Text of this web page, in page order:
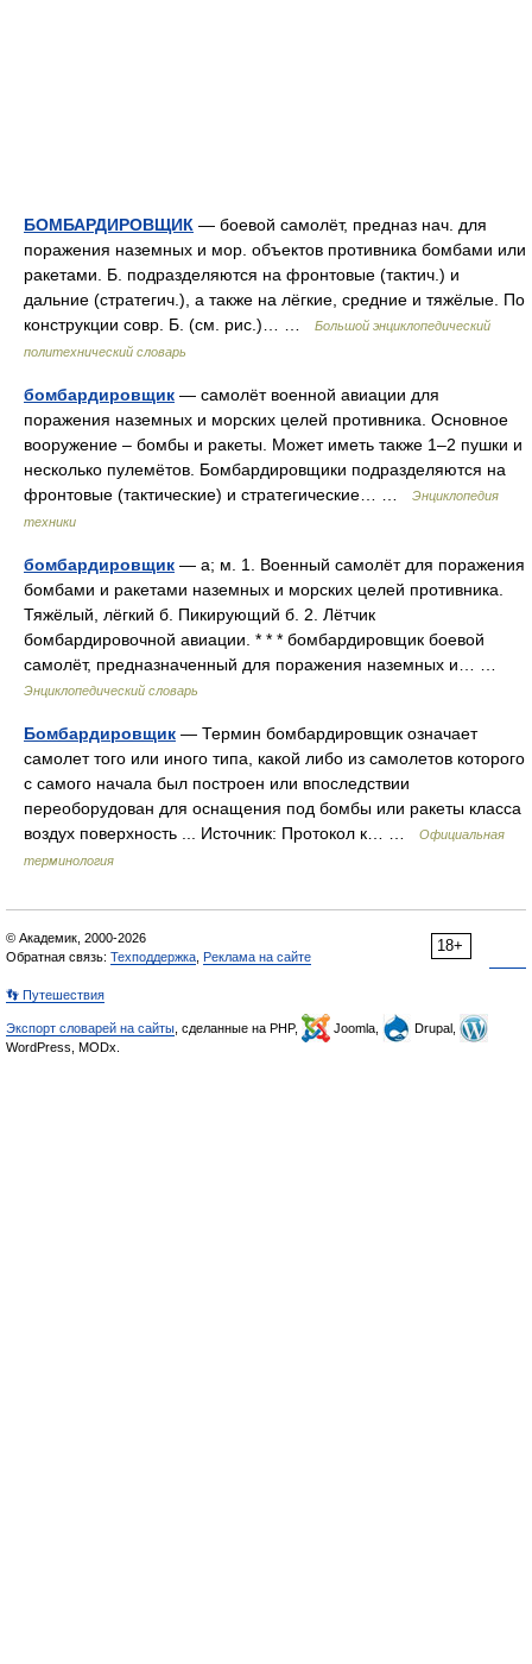
БОМБАРДИРОВЩИК — боевой самолёт, предназ нач. для
поражения наземных и мор. объектов противника бомбами или
ракетами. Б. подразделяются на фронтовые (тактич.) и
дальние (стратегич.), а также на лёгкие, средние и тяжёлые. По
конструкции совр. Б. (см. рис.)… …
Большой энциклопедический
политехнический словарь
бомбардировщик — самолёт военной авиации для
поражения наземных и морских целей противника. Основное
вооружение – бомбы и ракеты. Может иметь также 1–2 пушки и
несколько пулемётов. Бомбардировщики подразделяются на
фронтовые (тактические) и стратегические… …
Энциклопедия
техники
бомбардировщик — а; м. 1. Военный самолёт для поражения
бомбами и ракетами наземных и морских целей противника.
Тяжёлый, лёгкий б. Пикирующий б. 2. Лётчик
бомбардировочной авиации. * * * бомбардировщик боевой
самолёт, предназначенный для поражения наземных и… …
Энциклопедический словарь
Бомбардировщик — Термин бомбардировщик означает
самолет того или иного типа, какой либо из самолетов которого
с самого начала был построен или впоследствии
переоборудован для оснащения под бомбы или ракеты класса
воздух поверхность ... Источник: Протокол к… …
Официальная
терминология
18+
© Академик, 2000-2026
Обратная связь: Техподдержка Реклама на сайте
👣 Путешествия
Экспорт словарей на сайты , сделанные на PHP, Joomla,
Drupal,
WordPress, MODx.